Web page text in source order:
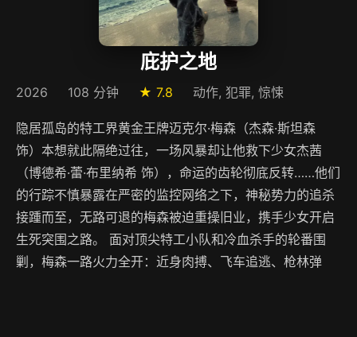
庇护之地
2026 108 分钟 ★ 7.8 动作, 犯罪, 惊悚
隐居孤岛的特工界黄金王牌迈克尔·梅森（杰森·斯坦森
饰）本想就此隔绝过往，一场风暴却让他救下少女杰茜
（博德希·蕾·布里纳希 饰），命运的齿轮彻底反转……他们
的行踪不慎暴露在严密的监控网络之下，神秘势力的追杀
接踵而至，无路可退的梅森被迫重操旧业，携手少女开启
生死突围之路。 面对顶尖特工小队和冷血杀手的轮番围
剿，梅森一路火力全开：近身肉搏、飞车追逃、枪林弹